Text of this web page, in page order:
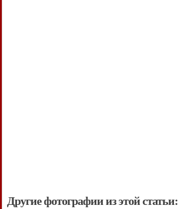
Другие фотографии из этой статьи: